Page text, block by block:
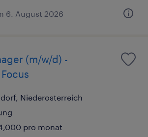
6. August 2026
(m/w/d) -
Niederosterreich
pro monat